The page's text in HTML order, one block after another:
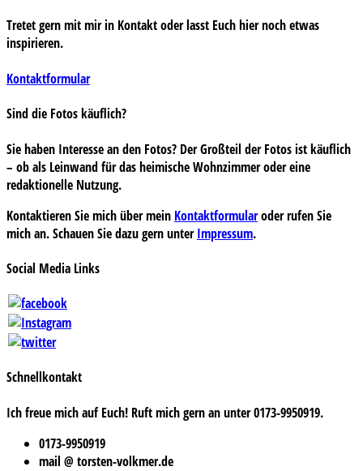
Tretet gern mit mir in Kontakt oder lasst Euch hier noch etwas
inspirieren.
Kontaktformular
Sind die Fotos käuflich?
Sie haben Interesse an den Fotos? Der Großteil der Fotos ist käuflich
– ob als Leinwand für das heimische Wohnzimmer oder eine
redaktionelle Nutzung.
Kontaktieren Sie mich über mein Kontaktformularoder rufen Sie
mich an. Schauen Sie dazu gern unterImpressum.
Social Media Links
Schnellkontakt
Ich freue mich auf Euch! Ruft mich gern an unter 0173-9950919.
0173-9950919
mail @ torsten-volkmer.de